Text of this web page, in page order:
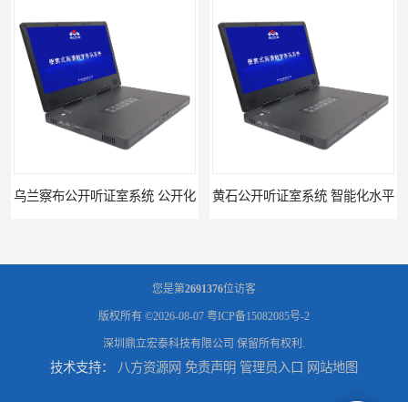
开听证室系统 公开化 黄石公开听证室系统 智能化水平
您是第2691376位访客
版权所有 ©2026-08-07 粤ICP备15082085号-2
深圳鼎立宏泰科技有限公司 保留所有权利.
技术支持： 八方资源网 免责声明 管理员入口 网站地图